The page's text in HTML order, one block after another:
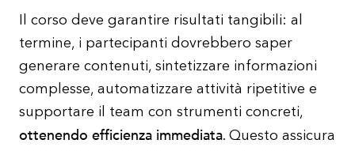
Il corso deve garantire risultati tangibili: al
termine, i partecipanti dovrebbero saper
generare contenuti, sintetizzare informazioni
complesse, automatizzare attività ripetitive e
supportare il team con strumenti concreti,
ottenendo efficienza immediata. Questo assicura